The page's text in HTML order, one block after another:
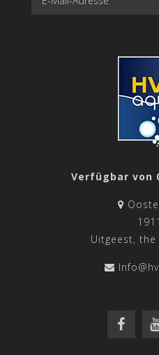
Verfügbar von
Uitgeest,